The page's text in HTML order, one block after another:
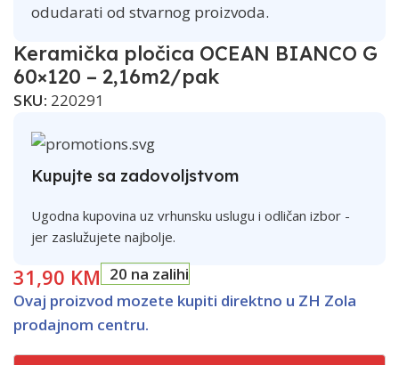
odudarati od stvarnog proizvoda.
Keramička pločica OCEAN BIANCO G
60×120 – 2,16m2/pak
SKU: 220291
Kupujte sa zadovoljstvom
Ugodna kupovina uz vrhunsku uslugu i odličan izbor -
jer zaslužujete najbolje.
31,90 KM 20 na zalihi
Ovaj proizvod mozete kupiti direktno u ZH Zola
prodajnom centru.